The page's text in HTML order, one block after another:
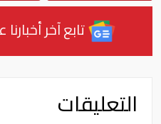
تابع آخر
التعليقات